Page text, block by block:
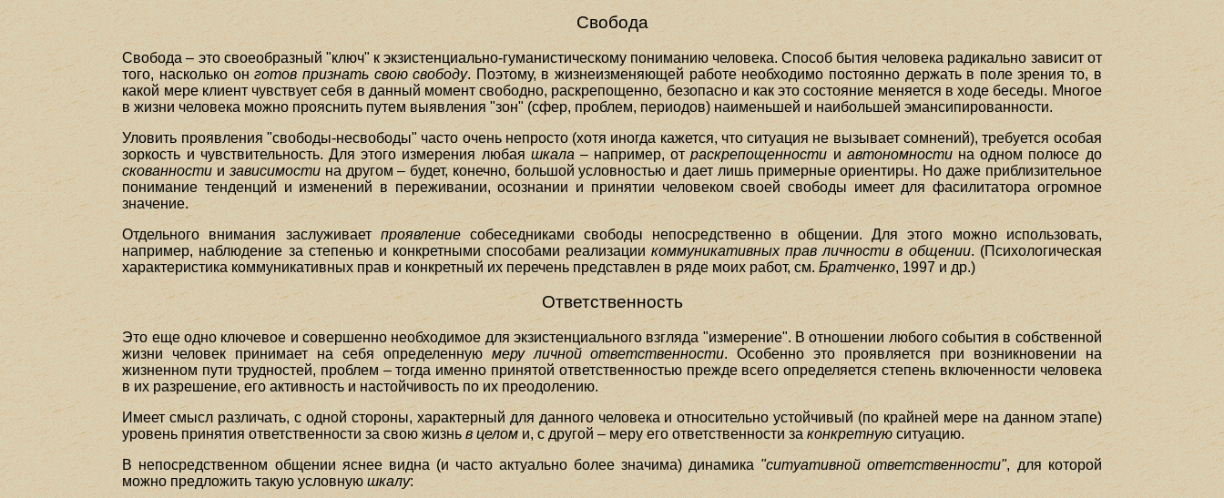
Свобода
Свобода – это своеобразный "ключ" к экзистенциально-гуманистическому пониманию человека. Способ бытия человека радикально зависит от
того, насколько онготов признать свою свободу. Поэтому, в жизнеизменяющей работе необходимо постоянно держать в поле зрения то, в
какой мере клиент чувствует себя в данный момент свободно, раскрепощенно, безопасно и как это состояние меняется в ходе беседы. Многое
в жизни человека можно прояснить путем выявления "зон" (сфер, проблем, периодов) наименьшей и наибольшей эмансипированности.
Уловить проявления "свободы-несвободы" часто очень непросто (хотя иногда кажется, что ситуация не вызывает сомнений), требуется особая
зоркость и чувствительность. Для этого измерения любая шкала – например, отраскрепощенности и автономностина одном полюсе до
скованности изависимостина другом – будет, конечно, большой условностью и дает лишь примерные ориентиры. Но даже приблизительное
понимание тенденций и изменений в переживании, осознании и принятии человеком своей свободы имеет для фасилитатора огромное
значение.
Отдельного внимания заслуживает проявлениесобеседниками свободы непосредственно в общении. Для этого можно использовать,
например, наблюдение за степенью и конкретными способами реализациикоммуникативных прав личности в общении. (Психологическая
характеристика коммуникативных прав и конкретный их перечень представлен в ряде моих работ, см.Братченко, 1997 и др.)
Ответственность
Это еще одно ключевое и совершенно необходимое для экзистенциального взгляда "измерение". В отношении любого события в собственной
жизни человек принимает на себя определенную меру личной ответственности. Особенно это проявляется при возникновении на
жизненном пути трудностей, проблем – тогда именно принятой ответственностью прежде всего определяется степень включенности человека
в их разрешение, его активность и настойчивость по их преодолению.
Имеет смысл различать, с одной стороны, характерный для данного человека и относительно устойчивый (по крайней мере на данном этапе)
уровень принятия ответственности за свою жизньв целом и, с другой – меру его ответственности законкретнуюситуацию.
В непосредственном общении яснее видна (и часто актуально более значима) динамика"ситуативной ответственности", для которой
можно предложить такую условнуюшкалу: